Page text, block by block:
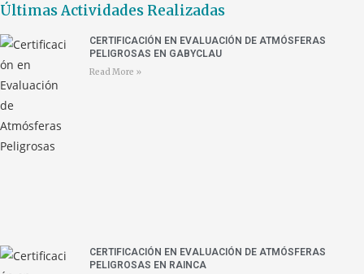
Últimas Actividades Realizadas
CERTIFICACIÓN EN EVALUACIÓN DE ATMÓSFERAS
PELIGROSAS EN GABYCLAU
Read More »
CERTIFICACIÓN EN EVALUACIÓN DE ATMÓSFERAS
PELIGROSAS EN RAINCA